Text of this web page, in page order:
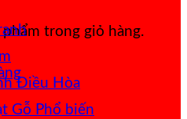
phẩm trong giỏ hàng.
Điều Hòa
Gỗ